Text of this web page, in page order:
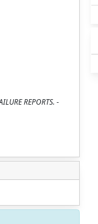
REPORTS. -